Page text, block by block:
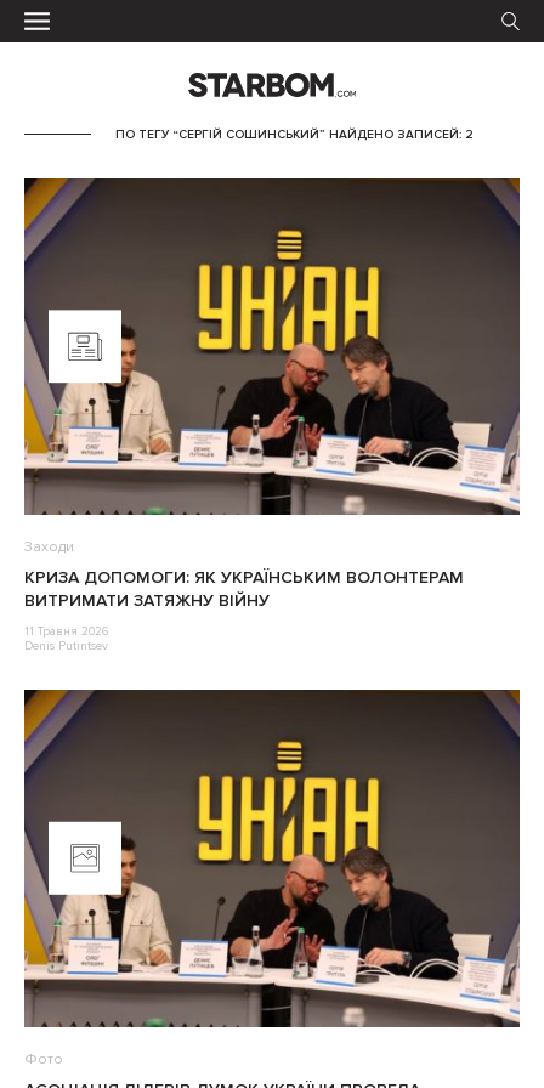
ПО ТЕГУ “СЕРГІЙ СОШИНСЬКИЙ” НАЙДЕНО ЗАПИСЕЙ: 2
Заходи
КРИЗА ДОПОМОГИ: ЯК УКРАЇНСЬКИМ ВОЛОНТЕРАМ
ВИТРИМАТИ ЗАТЯЖНУ ВІЙНУ
11 Травня 2026
Denis Putintsev
Фото